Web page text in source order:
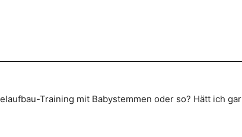
Training mit Babystemmen oder so? Hätt ich gar